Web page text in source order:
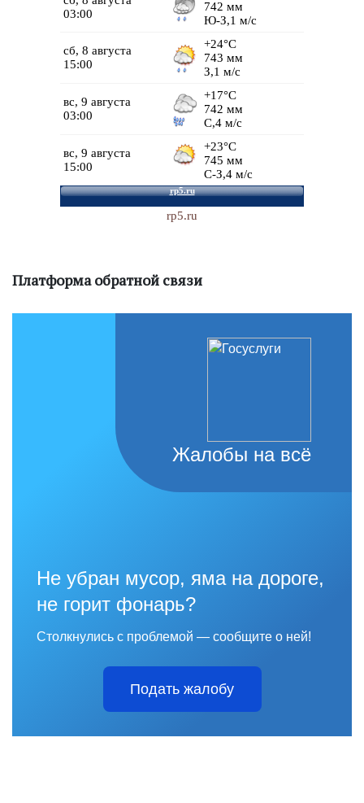
rp5.ru
Платформа обратной связи
Жалобы на всё
Не убран мусор, яма на дороге,
не горит фонарь?
Столкнулись с проблемой — сообщите о ней!
Подать жалобу